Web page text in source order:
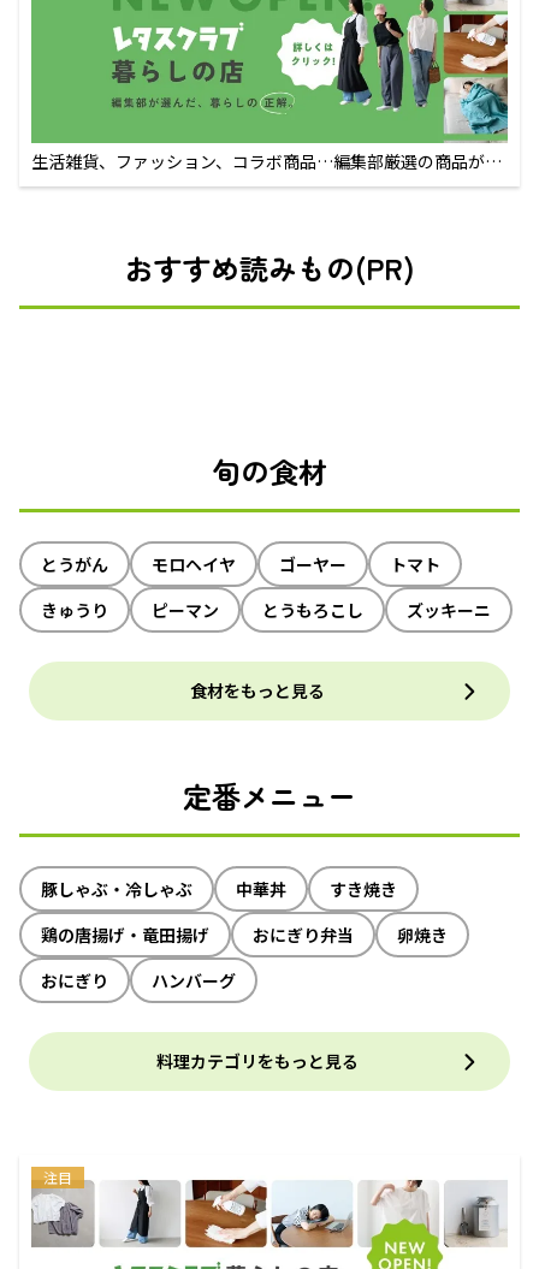
生活雑貨、ファッション、コラボ商品…編集部厳選の商品が買
えるECサイト
おすすめ読みもの(PR)
旬の食材
とうがん モロヘイヤ ゴーヤー
トマト
きゅうり
ピーマン とうもろこし ズッキーニ
食材をもっと見る
定番メニュー
豚しゃぶ・冷しゃぶ 中華丼
すき焼き
鶏の唐揚げ・竜田揚げ
おにぎり弁当
卵焼き
おにぎり
ハンバーグ
料理カテゴリをもっと見る
注目